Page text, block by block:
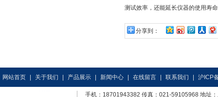
测试效率，还能延长仪器的使用寿
分享到：
网站首页 关于我们 产品展示 新闻中心 在线留言 联系我们 沪ICP
手机：18701943382 传真：021-59105968 地址